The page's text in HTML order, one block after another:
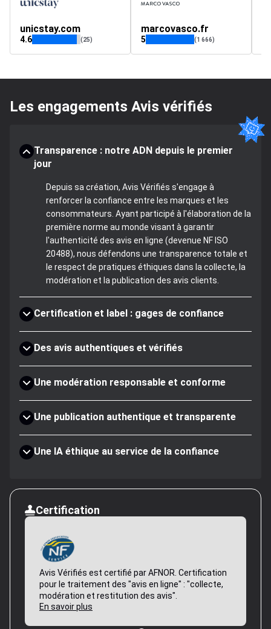
unicstay.com
4.6 (25)
marcovasco.fr
5 (1 666)
Les engagements Avis vérifiés
Transparence : notre ADN depuis le premier
jour
Depuis sa création, Avis Vérifiés s'engage à
renforcer la confiance entre les marques et les
consommateurs. Ayant participé à l'élaboration de la
première norme au monde visant à garantir
l'authenticité des avis en ligne (devenue NF ISO
20488), nous défendons une transparence totale et
le respect de pratiques éthiques dans la collecte, la
modération et la publication des avis clients.
Certification et label : gages de confiance
Des avis authentiques et vérifiés
Une modération responsable et conforme
Une publication authentique et transparente
Une IA éthique au service de la confiance
Certification
Avis Vérifiés est certifié par AFNOR. Certification
pour le traitement des "avis en ligne" : "collecte,
modération et restitution des avis".
En savoir plus